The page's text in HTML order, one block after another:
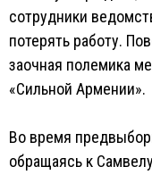
сотрудники
потерять работу.
заочная полемика
«Сильной Армении».
Во время
обращаясь к